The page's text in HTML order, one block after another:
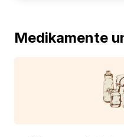
Medikamente